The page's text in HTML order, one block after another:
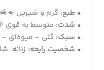
• طبع: گرم و شیرین ☀️🍯
• شدت: متوسط به قوی
• سبک: گلی – میوه‌ای
• شخصیت رایحه: زنانه،